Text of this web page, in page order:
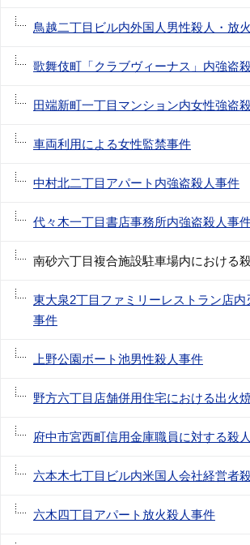
鳥越二丁目ビル内外国人男性殺人・放
歌舞伎町「クラブヴィーナス」内強盗
田端新町一丁目マンション内女性強盗
車両利用による女性監禁事件
中村北二丁目アパート内強盗殺人事件
代々木一丁目書店事務所内強盗殺人事
南砂六丁目複合施設駐車場内における
東大泉2丁目ファミリーレストラン店内
事件
上野公園ボート池男性殺人事件
野方六丁目店舗併用住宅における出火
府中市宮西町信用金庫職員に対する殺
六本木七丁目ビル内米国人会社経営者
六木四丁目アパート放火殺人事件